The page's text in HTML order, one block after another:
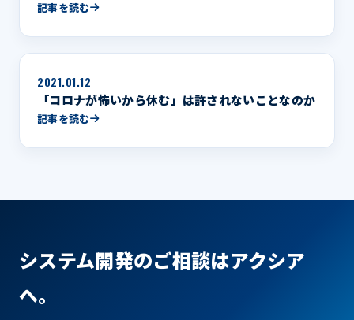
記事を読む
2021.01.12
「コロナが怖いから休む」は許されないことなのか
記事を読む
システム開発のご相談はアクシア
へ。